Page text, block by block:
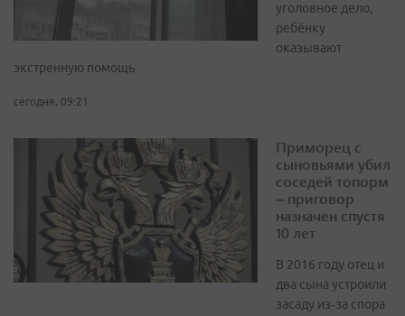
уголовное дело,
ребёнку
оказывают
экстренную помощь
сегодня, 09:21
Приморец с
сыновьями убил
соседей топорм
– приговор
назначен спустя
10 лет
В 2016 году отец и
два сына устроили
засаду из‑за спора